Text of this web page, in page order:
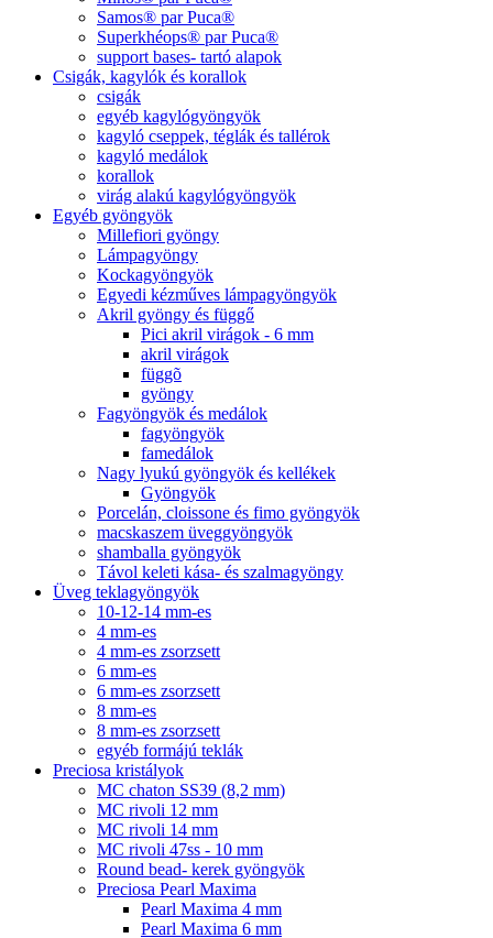
Samos® par Puca®
Superkhéops® par Puca®
support bases- tartó alapok
Csigák, kagylók és korallok
csigák
egyéb kagylógyöngyök
kagyló cseppek, téglák és tallérok
kagyló medálok
korallok
virág alakú kagylógyöngyök
Egyéb gyöngyök
Millefiori gyöngy
Lámpagyöngy
Kockagyöngyök
Egyedi kézműves lámpagyöngyök
Akril gyöngy és függő
Pici akril virágok - 6 mm
akril virágok
függõ
gyöngy
Fagyöngyök és medálok
fagyöngyök
famedálok
Nagy lyukú gyöngyök és kellékek
Gyöngyök
Porcelán, cloissone és fimo gyöngyök
macskaszem üveggyöngyök
shamballa gyöngyök
Távol keleti kása- és szalmagyöngy
Üveg teklagyöngyök
10-12-14 mm-es
4 mm-es
4 mm-es zsorzsett
6 mm-es
6 mm-es zsorzsett
8 mm-es
8 mm-es zsorzsett
egyéb formájú teklák
Preciosa kristályok
MC chaton SS39 (8,2 mm)
MC rivoli 12 mm
MC rivoli 14 mm
MC rivoli 47ss - 10 mm
Round bead- kerek gyöngyök
Preciosa Pearl Maxima
Pearl Maxima 4 mm
Pearl Maxima 6 mm